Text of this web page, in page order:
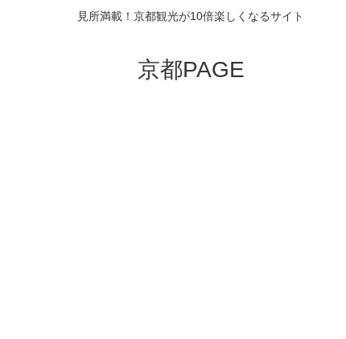
見所満載！京都観光が10倍楽しくなるサイト
京都PAGE